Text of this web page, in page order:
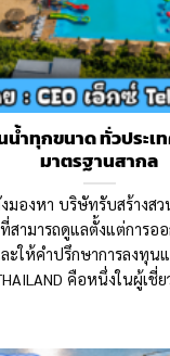
ำทุกขนาด ทั่วประเ
มาตรฐานสากล
มองหา บริษัทรับสร้างส
สามารถดูแลตั้งแต่การอ
ะให้คำปรึกษาการลงทุน
คือหนึ่งในผู้เชี่